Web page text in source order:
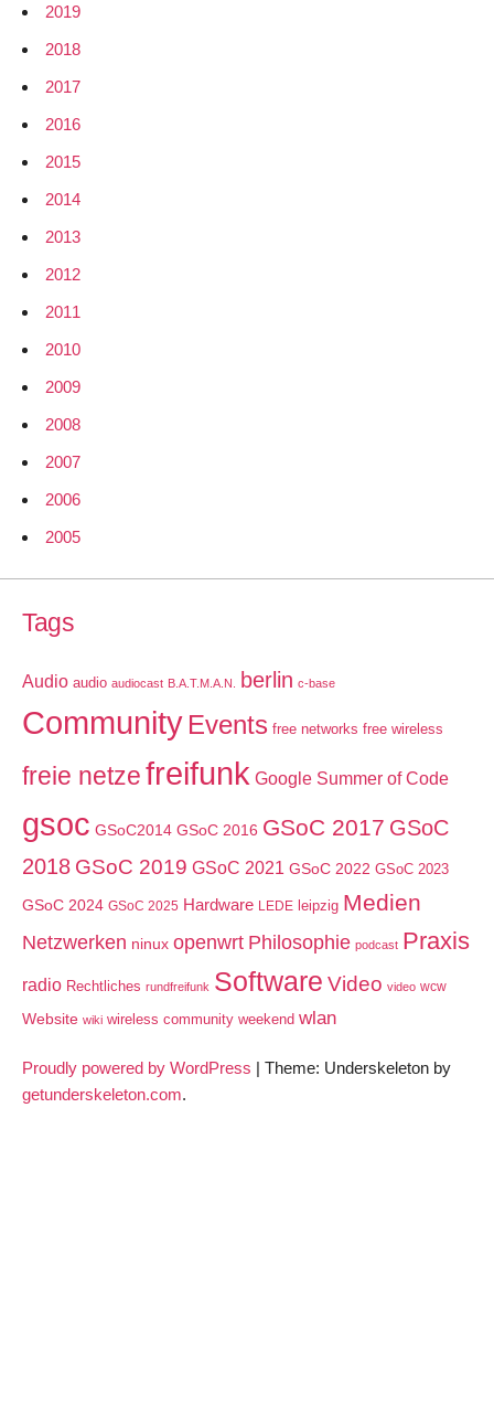
2019
2018
2017
2016
2015
2014
2013
2012
2011
2010
2009
2008
2007
2006
2005
Tags
Audio audio audiocast B.A.T.M.A.N. berlin c-base
Community Events free networks free wireless
freie netzefreifunk Google Summer of Code
gsoc GSoC2014 GSoC 2016 GSoC 2017 GSoC
2018 GSoC 2019 GSoC 2021 GSoC 2022 GSoC 2023
GSoC 2024 GSoC 2025 Hardware LEDE leipzig Medien
Netzwerken ninux openwrt Philosophie podcast Praxis
radio Rechtliches rundfreifunk Software Video video wcw
Website wiki wireless community weekend wlan
Proudly powered by WordPress | Theme: Underskeleton by
getunderskeleton.com.